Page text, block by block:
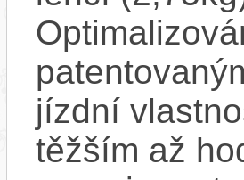
jízdní
těžším až